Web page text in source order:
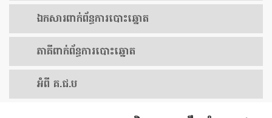
ឯកសារ​ពាក់ព័ន្ធ​ការ​បោះឆ្នោត
​ភាគីពាក់ព័ន្ធ​​ការ​បោះឆ្នោត
អំពី គ.ជ.ប